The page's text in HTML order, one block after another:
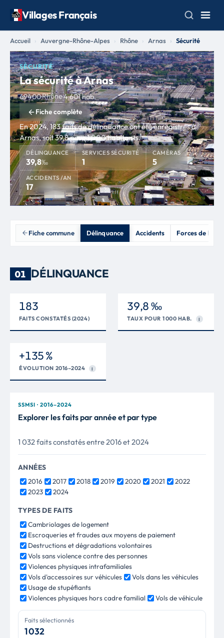
Villages Français
Accueil Auvergne-Rhône-Alpes Rhône Arnas Sécurité
SÉCURITÉ
La sécurité à Arnas
69400·Rhône·4 601 hab.
Fiche complète
En 2024, 183 faits de délinquance ont été enregistrés à
Arnas, soit 39,8 pour 1 000 habitants.
DÉLINQUANCE
39,8‰
SERVICES SÉCURITÉ
1
CAMÉRAS
5
ACCIDENTS /AN
17
Fiche commune Délinquance Accidents Forces de
01 DÉLINQUANCE
183
FAITS CONSTATÉS (2024)
39,8 ‰
TAUX POUR 1 000 HAB. I
+135 %
ÉVOLUTION 2016–2024 I
SSMSI · 2016–2024
Explorer les faits par année et par type
1 032 faits constatés entre 2016 et 2024
ANNÉES
2016 2017 2018 2019 2020 2021
2022
2023
2024
TYPES DE FAITS
Cambriolages de logement
Escroqueries et fraudes aux moyens de paiement
Destructions et dégradations volontaires
Vols sans violence contre des personnes
Violences physiques intrafamiliales
Vols d'accessoires sur véhicules
Vols dans les véhicules
Usage de stupéfiants
Violences physiques hors cadre familial
Vols de véhicule
Faits sélectionnés
1 032